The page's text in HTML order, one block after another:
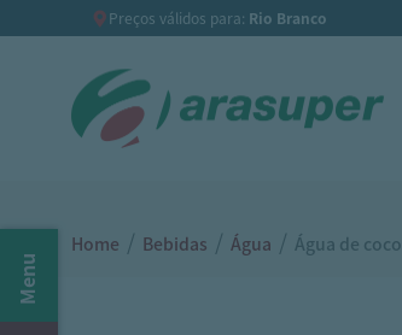
Preços válidos para: Rio Branco
Menu
Home / Bebidas / Água / Água de coco